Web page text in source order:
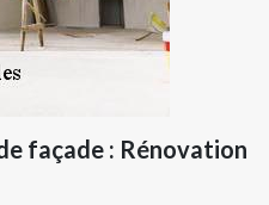
façade : Rénovation